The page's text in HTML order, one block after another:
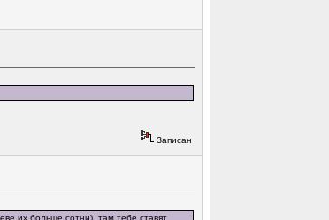
Записан
их больше сотни), там тебе ставят